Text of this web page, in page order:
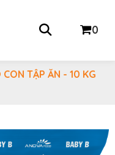
0
TẬP ĂN - 10 KG